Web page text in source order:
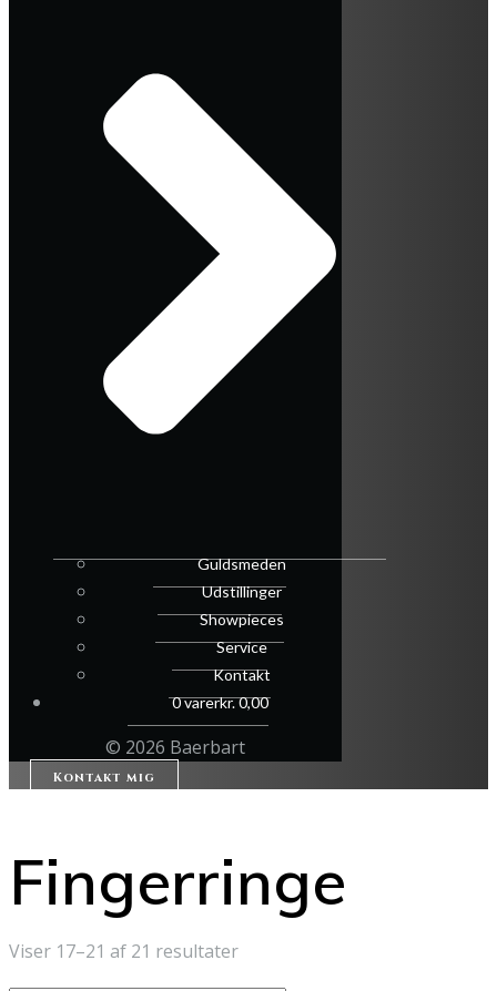
Guldsmeden
Udstillinger
Showpieces
Service
Kontakt
0 varerkr. 0,00
© 2026 Baerbart
Kontakt mig
Fingerringe
Viser 17–21 af 21 resultaterSorteret